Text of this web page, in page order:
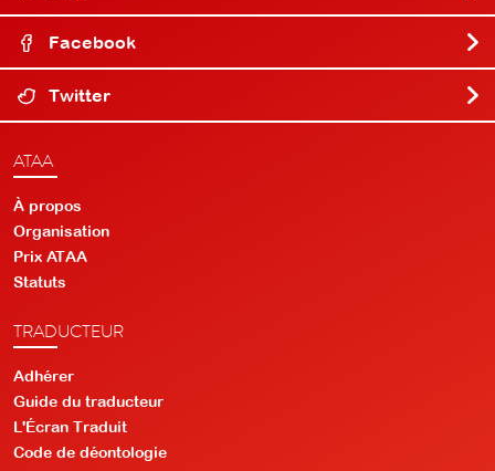
Facebook
Twitter
ATAA
À propos
Organisation
Prix ATAA
Statuts
TRADUCTEUR
Adhérer
Guide du traducteur
L'Écran Traduit
Code de déontologie